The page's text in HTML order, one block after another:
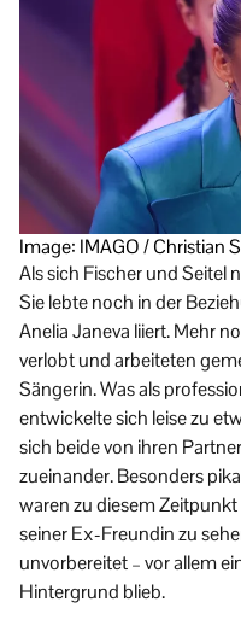
Image: IMAGO / Christian
Als sich Fischer und Seitel
Sie lebte noch in der
Anelia Janeva liiert. Mehr
verlobt und arbeiteten
Sängerin. Was als
entwickelte sich leise zu
sich beide von ihren
zueinander. Besonders
waren zu diesem
seiner Ex-Freundin zu
unvorbereitet – vor allem
Hintergrund blieb.